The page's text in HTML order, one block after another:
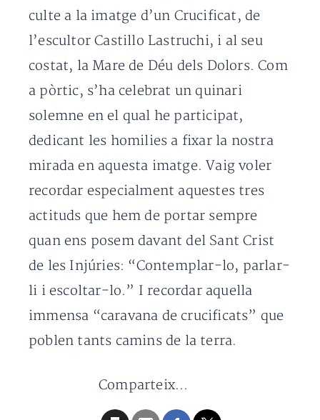
culte a la imatge d’un Crucificat, de
l’escultor Castillo Lastruchi, i al seu
costat, la Mare de Déu dels Dolors. Com
a pòrtic, s’ha celebrat un quinari
solemne en el qual he participat,
dedicant les homilies a fixar la nostra
mirada en aquesta imatge. Vaig voler
recordar especialment aquestes tres
actituds que hem de portar sempre
quan ens posem davant del Sant Crist
de les Injúries: “Contemplar-lo, parlar-
li i escoltar-lo.” I recordar aquella
immensa “caravana de crucificats” que
poblen tants camins de la terra.
Comparteix...